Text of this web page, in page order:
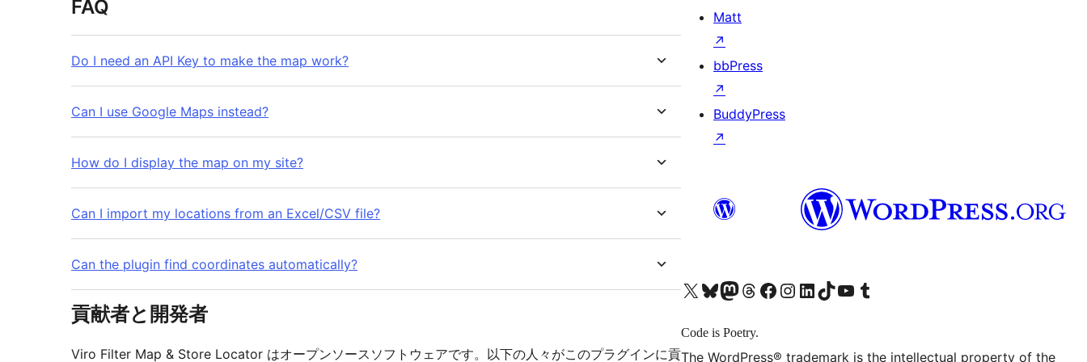
FAQ
Do I need an API Key to make the map work?
Can I use Google Maps instead?
How do I display the map on my site?
Can I import my locations from an Excel/CSV file?
Can the plugin find coordinates automatically?
貢献者と開発者
Viro Filter Map & Store Locator はオープンソースソフトウェアです。以下の人々がこのプラグインに貢
Matt
↗
bbPress
↗
BuddyPress
↗
X (旧 Twitter) アカウントへBluesky アカウントへMastodon アカウントへThreads アカウントへ Facebook ページへInstagram アカウントへ LinkedIn アカウントへTikTok アカウントへYouTube チャンネルへ Tumblr アカウントへ
Code is Poetry.
The WordPress® trademark is the intellectual property of the